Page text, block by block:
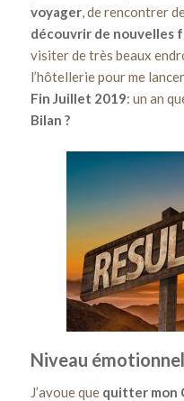
voyager, de rencontrer
découvrir de nouvelles
visiter de très beaux
l’hôtellerie pour me
Fin Juillet 2019: un an
Bilan ?
Niveau
J’avoue que quitter mon